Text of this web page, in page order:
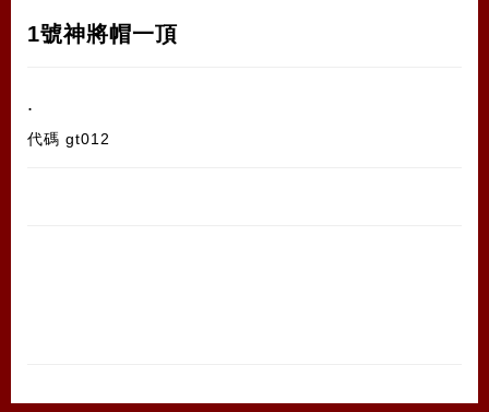
1號神將帽一頂
.
代碼 gt012